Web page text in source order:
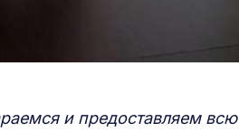
и предоставляем